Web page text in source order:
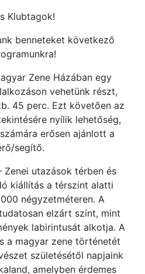
Klubtagok!
benneteket következő
Zene Házában egy
vehetünk részt,
45 perc. Ezt követően az
nyílik lehetőség,
erősen ajánlott a
segítő.
Zenei utazások térben és
kiállítás a térszint alatti
négyzetméteren. A
elzárt szint, mint
labirintusát alkotja. A
a magyar zene történetét
születésétől napjaink
amelyben érdemes